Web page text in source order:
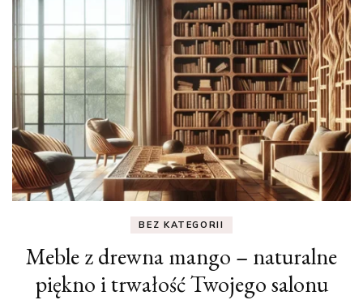
BEZ KATEGORII
Meble z drewna mango – naturalne
piękno i trwałość Twojego salonu